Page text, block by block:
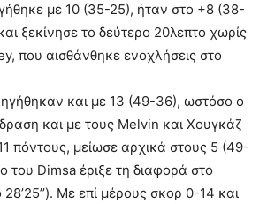
με 10 (35-25), ήταν στο +8 (38-
ξεκίνησε το δεύτερο 20λεπτο χωρίς
που αισθάνθηκε ενοχλήσεις στο
και με 13 (49-36), ωστόσο ο
και με τους Melvin και Χουγκάζ
πόντους, μείωσε αρχικά στους 5 (49-
του Dimsa έριξε τη διαφορά στο
Με επί μέρους σκορ 0-14 και